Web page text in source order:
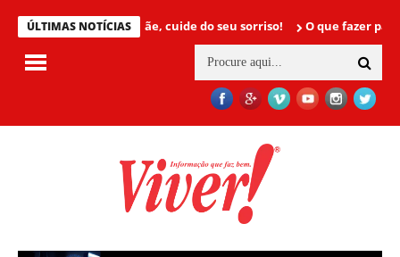
ÚLTIMAS NOTÍCIAS
Mamãe, cuide do seu sorriso! O que fazer para não